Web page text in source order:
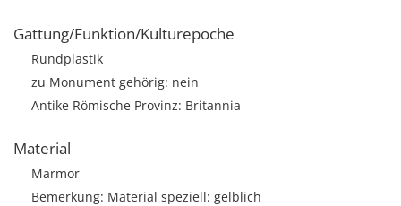
Gattung/Funktion/Kulturepoche
Rundplastik
zu Monument gehörig: nein
Antike Römische Provinz: Britannia
Material
Marmor
Bemerkung: Material speziell: gelblich